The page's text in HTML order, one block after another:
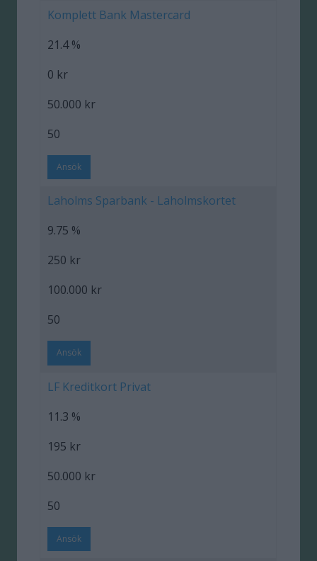
Komplett Bank Mastercard
21.4 %
0 kr
50.000 kr
50
Ansök
Laholms Sparbank - Laholmskortet
9.75 %
250 kr
100.000 kr
50
Ansök
LF Kreditkort Privat
11.3 %
195 kr
50.000 kr
50
Ansök